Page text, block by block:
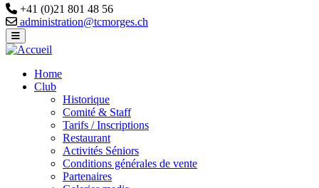
Téléphone
+41 (0)21 801 48 56
Email
administration@tcmorges.ch
Home
Club
Historique
Comité & Staff
Tarifs / Inscriptions
Restaurant
Activités Séniors
Conditions générales de vente
Partenaires